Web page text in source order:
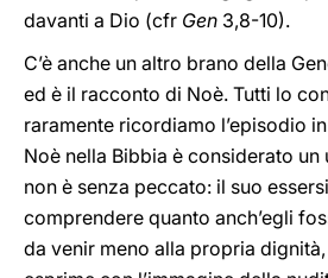
davanti a Dio (cfr Gen 3,8-10).
C’è anche un altro brano della
ed è il racconto di Noè. Tutti lo
raramente ricordiamo l’episodio
Noè nella Bibbia è considerato
non è senza peccato: il suo
comprendere quanto anch’egli
da venir meno alla propria